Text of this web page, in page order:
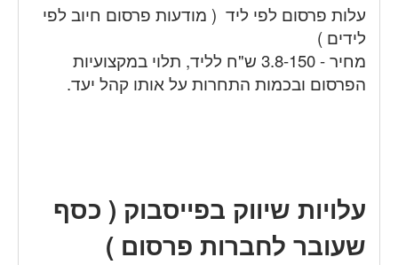
עלות פרסום לפי ליד ( מודעות פרסום חיוב לפי
לידים )
מחיר - 3.8-150 ש"ח לליד, תלוי במקצועיות
הפרסום ובכמות התחרות על אותו קהל יעד.
עלויות שיווק בפייסבוק ( כסף
שעובר לחברות פרסום )